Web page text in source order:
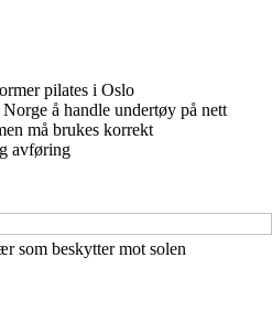
pilates i Oslo
å handle undertøy på nett
må brukes korrekt
avføring
som beskytter mot solen